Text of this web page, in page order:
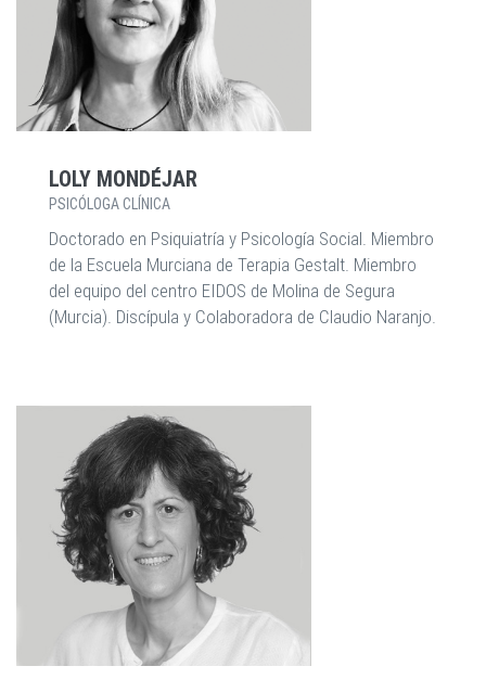
LOLY MONDÉJAR
PSICÓLOGA CLÍNICA
Doctorado en Psiquiatría y Psicología Social. Miembro
de la Escuela Murciana de Terapia Gestalt. Miembro
del equipo del centro EIDOS de Molina de Segura
(Murcia). Discípula y Colaboradora de Claudio Naranjo.